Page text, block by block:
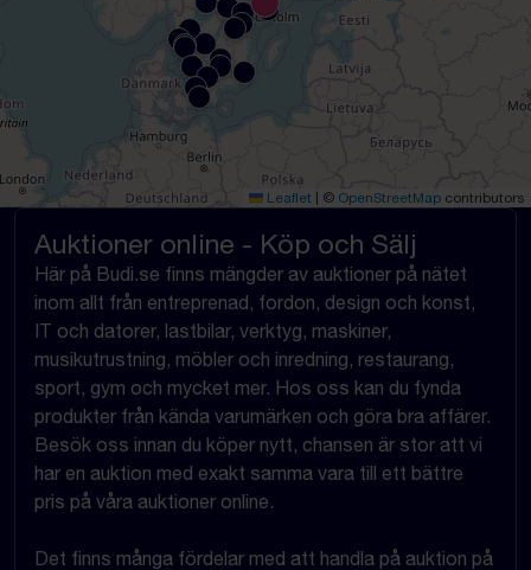
Leaflet © OpenStreetMap contributors
Auktioner online - Köp och Sälj
Här på Budi.se finns mängder av auktioner på nätet
inom allt från entreprenad, fordon, design och konst,
IT och datorer, lastbilar, verktyg, maskiner,
musikutrustning, möbler och inredning, restaurang,
sport, gym och mycket mer. Hos oss kan du fynda
produkter från kända varumärken och göra bra affärer.
Besök oss innan du köper nytt, chansen är stor att vi
har en auktion med exakt samma vara till ett bättre
pris på våra auktioner online.
Det finns många fördelar med att handla på auktion på